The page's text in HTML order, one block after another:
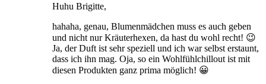
Huhu Brigitte,
hahaha, genau, Blumenmädchen muss es auch geben
und nicht nur Kräuterhexen, da hast du wohl recht! 😉
Ja, der Duft ist sehr speziell und ich war selbst erstaunt,
dass ich ihn mag. Oja, so ein Wohlfühlchillout ist mit
diesen Produkten ganz prima möglich! 😀